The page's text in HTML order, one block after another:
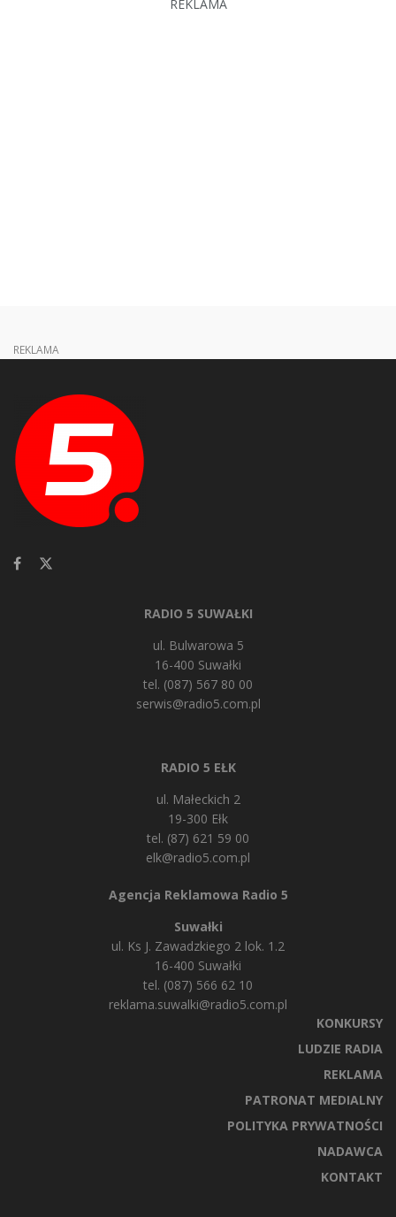
REKLAMA
REKLAMA
RADIO 5 SUWAŁKI
ul. Bulwarowa 5
16-400 Suwałki
tel. (087) 567 80 00
serwis@radio5.com.pl
RADIO 5 EŁK
ul. Małeckich 2
19-300 Ełk
tel. (87) 621 59 00
elk@radio5.com.pl
Agencja Reklamowa Radio 5
Suwałki
ul. Ks J. Zawadzkiego 2 lok. 1.2
16-400 Suwałki
tel. (087) 566 62 10
reklama.suwalki@radio5.com.pl
KONKURSY
LUDZIE RADIA
REKLAMA
PATRONAT MEDIALNY
POLITYKA PRYWATNOŚCI
NADAWCA
KONTAKT